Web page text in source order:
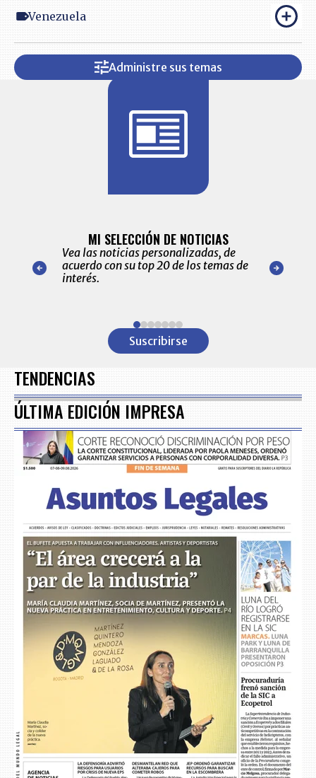
Venezuela
Administre sus temas
nuestro
para
MI SELECCIÓN DE NOTICIAS
Vea las noticias personalizadas, de
acuerdo con su top 20 de los temas de
interés.
de las
Suscribirse
TENDENCIAS
ÚLTIMA EDICIÓN IMPRESA